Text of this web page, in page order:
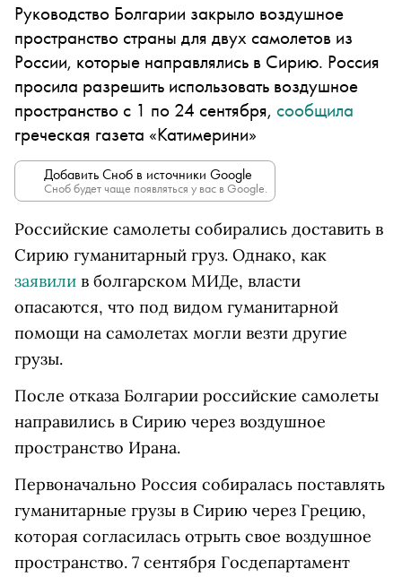
Руководство Болгарии закрыло воздушное
пространство страны для двух самолетов из
России, которые направлялись в Сирию. Россия
просила разрешить использовать воздушное
пространство с 1 по 24 сентября, сообщила
греческая газета «Катимерини»
Добавить Сноб в источники Google
Сноб будет чаще появляться у вас в Google.
Российские самолеты собирались доставить в
Сирию гуманитарный груз. Однако, как
заявили в болгарском МИДе, власти
опасаются, что под видом гуманитарной
помощи на самолетах могли везти другие
грузы.
После отказа Болгарии российские самолеты
направились в Сирию через воздушное
пространство Ирана.
Первоначально Россия собиралась поставлять
гуманитарные грузы в Сирию через Грецию,
которая согласилась отрыть свое воздушное
пространство. 7 сентября Госдепартамент